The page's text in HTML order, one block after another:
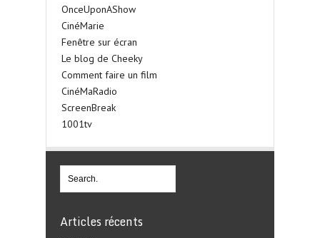
OnceUponAShow
CinéMarie
Fenêtre sur écran
Le blog de Cheeky
Comment faire un film
CinéMaRadio
ScreenBreak
1001tv
Articles récents